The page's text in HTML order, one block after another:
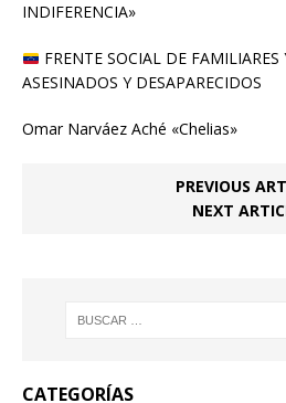
INDIFERENCIA»
FRENTE SOCIAL DE
ASESINADOS Y DESAPARECIDOS
Omar Narváez Aché «Chelias»
PREVIOUS
NEXT
CATEGORÍAS